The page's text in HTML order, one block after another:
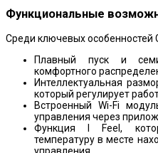
Функциональные
Среди ключевых особенностей
Плавный пуск и
комфортного
Интеллектуальная
который регулирует
Встроенный Wi-Fi
управления через
Функция I Feel,
температуру в месте